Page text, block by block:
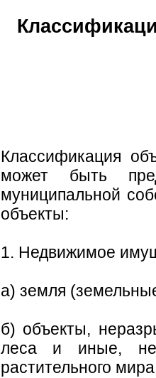
Классификация
может быть
муниципальной
объекты:
1. Недвижимое
а) земля
б) объекты,
леса и иные,
растительного